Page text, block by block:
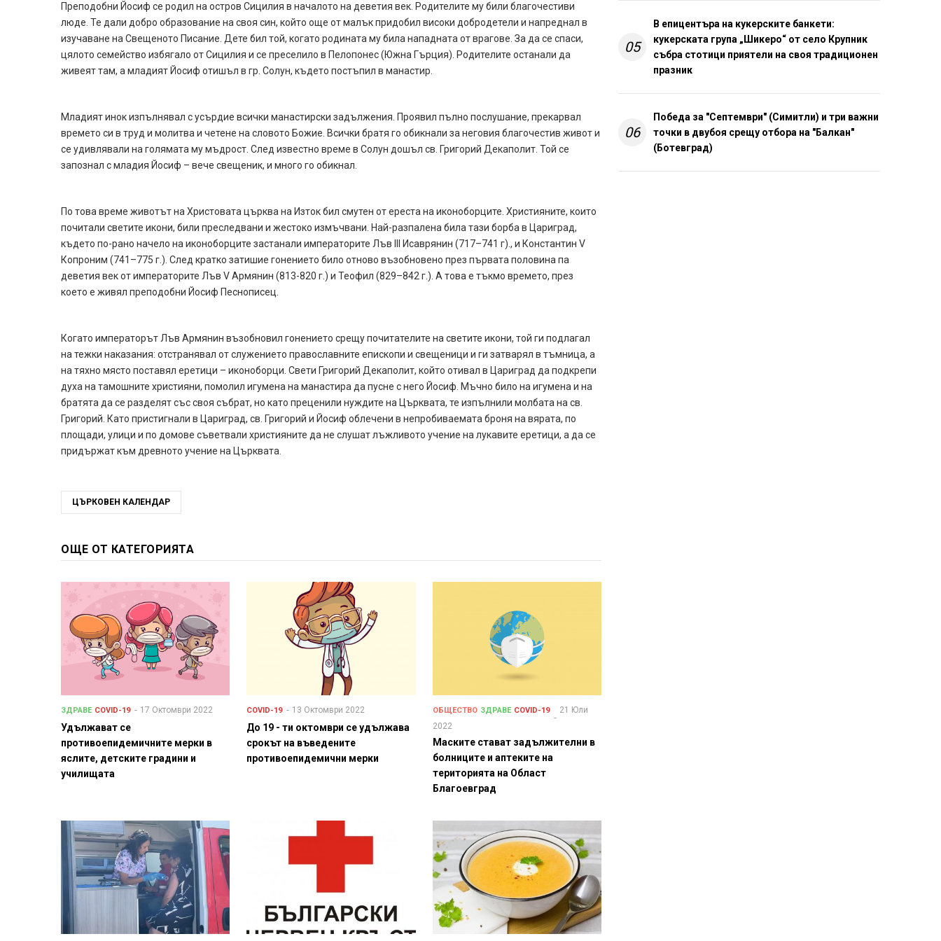
Преподобни Йосиф се родил на остров Сицилия в началото на деветия век. Родителите му били благочестиви
люде. Те дали добро образование на своя син, който още от малък придобил високи добродетели и напреднал в
изучаване на Свещеното Писание. Дете бил той, когато родината му била нападната от врагове. За да се спаси,
цялото семейство избягало от Сицилия и се преселило в Пелопонес (Южна Гърция). Родителите останали да
живеят там, а младият Йосиф отишъл в гр. Солун, където постъпил в манастир.
Младият инок изпълнявал с усърдие всички манастирски задължения. Проявил пълно послушание, прекарвал
времето си в труд и молитва и четене на словото Божие. Всички братя го обикнали за неговия благочестив живот и
се удивлявали на голямата му мъдрост. След известно време в Солун дошъл св. Григорий Декаполит. Той се
запознал с младия Йосиф – вече свещеник, и много го обикнал.
По това време животът на Христовата църква на Изток бил смутен от ереста на иконоборците. Християните, които
почитали светите икони, били преследвани и жестоко измъчвани. Най-разпалена била тази борба в Цариград,
където по-рано начело на иконоборците застанали императорите Лъв III Исаврянин (717–741 г)., и Константин V
Копроним (741–775 г.). След кратко затишие гонението било отново възобновено през първата половина па
деветия век от императорите Лъв V Армянин (813-820 г.) и Теофил (829–842 г.). А това е тъкмо времето, през
което е живял преподобни Йосиф Песнописец.
Когато императорът Лъв Армянин възобновил гонението срещу почитателите на светите икони, той ги подлагал
на тежки наказания: отстранявал от служението православните епископи и свещеници и ги затварял в тъмница, а
на тяхно място поставял еретици – иконоборци. Свети Григорий Декаполит, който отивал в Цариград да подкрепи
духа на тамошните християни, помолил игумена на манастира да пусне с него Йосиф. Мъчно било на игумена и на
братята да се разделят със своя събрат, но като преценили нуждите на Църквата, те изпълнили молбата на св.
Григорий. Като пристигнали в Цариград, св. Григорий и Йосиф облечени в непробиваемата броня на вярата, по
площади, улици и по домове съветвали християните да не слушат лъжливото учение на лукавите еретици, а да се
придържат към древното учение на Църквата.
ЦЪРКОВЕН КАЛЕНДАР
ОЩЕ ОТ КАТЕГОРИЯТА
ЗДРАВЕ COVID-19 17 Октомври 2022
Удължават се
противоепидемичните мерки в
яслите, детските градини и
училищата
COVID-19 13 Октомври 2022
До 19 - ти октомври се удължава
срокът на въведените
противоепидемични мерки
ОБЩЕСТВО ЗДРАВЕ COVID-19
21 Юли
2022
Маските стават задължителни в
болниците и аптеките на
територията на Област
Благоевград
05
В епицентъра на кукерските банкети:
кукерската група „Шикеро“ от село Крупник
събра стотици приятели на своя традиционен
празник
06
Победа за "Септември" (Симитли) и три важни
точки в двубоя срещу отбора на "Балкан"
(Ботевград)